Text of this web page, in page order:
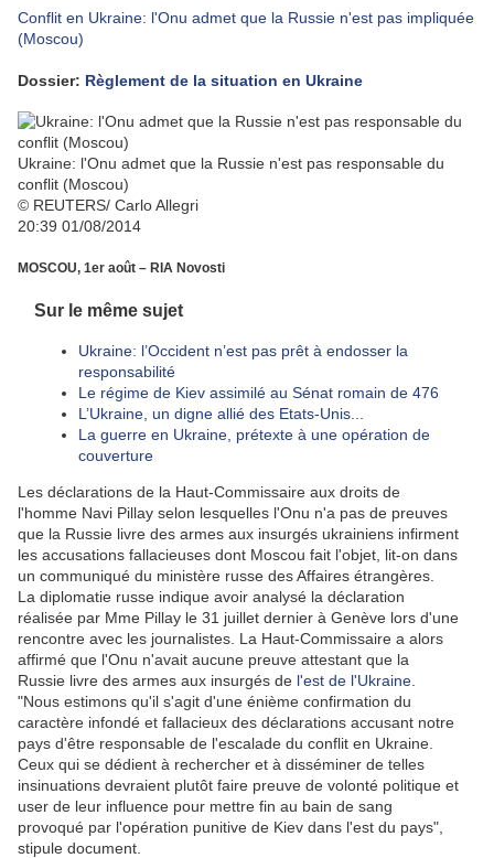
Conflit en Ukraine: l'Onu admet que la Russie n'est pas impliquée
(Moscou)
Dossier: Règlement de la situation en Ukraine
Ukraine: l'Onu admet que la Russie n'est pas responsable du
conflit (Moscou)
© REUTERS/ Carlo Allegri
20:39 01/08/2014
MOSCOU, 1er août – RIA Novosti
Sur le même sujet
Ukraine: l’Occident n’est pas prêt à endosser la
responsabilité
Le régime de Kiev assimilé au Sénat romain de 476
L’Ukraine, un digne allié des Etats-Unis...
La guerre en Ukraine, prétexte à une opération de
couverture
Les déclarations de la Haut-Commissaire aux droits de
l'homme Navi Pillay selon lesquelles l'Onu n'a pas de preuves
que la Russie livre des armes aux insurgés ukrainiens infirment
les accusations fallacieuses dont Moscou fait l'objet, lit-on dans
un communiqué du ministère russe des Affaires étrangères.
La diplomatie russe indique avoir analysé la déclaration
réalisée par Mme Pillay le 31 juillet dernier à Genève lors d'une
rencontre avec les journalistes. La Haut-Commissaire a alors
affirmé que l'Onu n'avait aucune preuve attestant que la
Russie livre des armes aux insurgés de l'est de l'Ukraine
"Nous estimons qu'il s'agit d'une énième confirmation du
caractère infondé et fallacieux des déclarations accusant notre
pays d'être responsable de l'escalade du conflit en Ukraine.
Ceux qui se dédient à rechercher et à disséminer de telles
insinuations devraient plutôt faire preuve de volonté politique et
user de leur influence pour mettre fin au bain de sang
provoqué par l'opération punitive de Kiev dans l'est du pays",
stipule document.